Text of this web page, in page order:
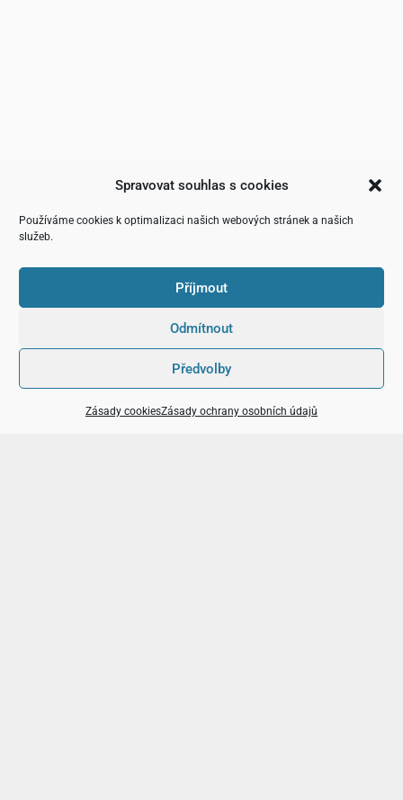
Spravovat souhlas s cookies
Používáme cookies k optimalizaci našich webových stránek a našich
služeb.
Příjmout
Odmítnout
Předvolby
Zásady cookiesZásady ochrany osobních údajů